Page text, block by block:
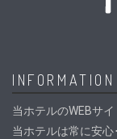
INFORMATION
当ホテルのWEBサ
当ホテルは常に安心